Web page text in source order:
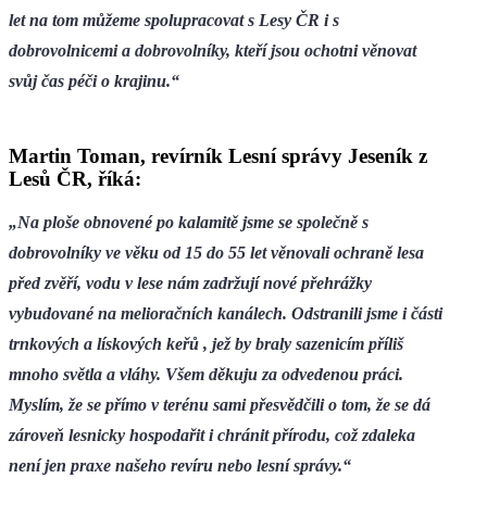
let na tom můžeme spolupracovat s Lesy ČR i s
dobrovolnicemi a dobrovolníky, kteří jsou ochotni věnovat
svůj čas péči o krajinu.“
Martin Toman, revírník Lesní správy Jeseník z
Lesů ČR, říká:
„Na ploše obnovené po kalamitě jsme se společně s
dobrovolníky ve věku od 15 do 55 let věnovali ochraně lesa
před zvěří, vodu v lese nám zadržují nové přehrážky
vybudované na melioračních kanálech. Odstranili jsme i části
trnkových a lískových keřů , jež by braly sazenicím příliš
mnoho světla a vláhy. Všem děkuju za odvedenou práci.
Myslím, že se přímo v terénu sami přesvědčili o tom, že se dá
zároveň lesnicky hospodařit i chránit přírodu, což zdaleka
není jen praxe našeho revíru nebo lesní správy.“